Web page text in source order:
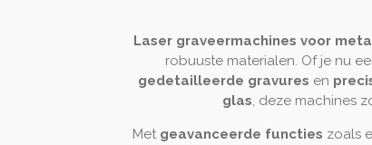
Laser graveermachines voor
robuuste materialen. Of je nu
gedetailleerde gravures en
glas, deze machines
Met geavanceerde functies zoals